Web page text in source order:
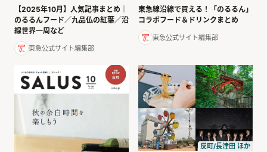
【2025年10月】人気記事まとめ｜
のるるんフード／九品仏の紅葉／沿
線世界一周など
東急公式サイト編集部
東急線沿線で買える！「のるるん」
コラボフード＆ドリンクまとめ
東急公式サイト編集部
反町/長津田 ほか